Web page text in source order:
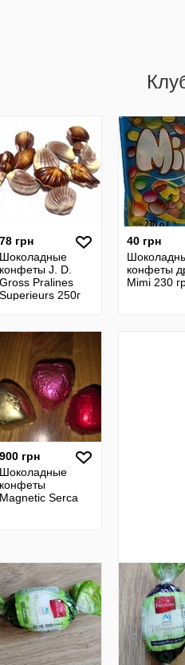
78 грн
Шоколадные
конфеты J. D.
Gross Pralines
Superieurs 250г
40 грн
конфеты
Mimi 230
900 грн
Шоколадные
конфеты
Magnetic Serca